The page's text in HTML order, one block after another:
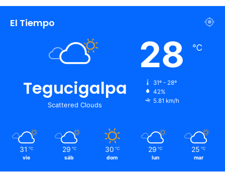
El Tiempo
Tegucigalpa
Scattered Clouds
28 ℃
31º - 28º
42%
5.81 km/h
31 ℃
vie
29 ℃
sáb
30 ℃
dom
29 ℃
lun
25 ℃
mar